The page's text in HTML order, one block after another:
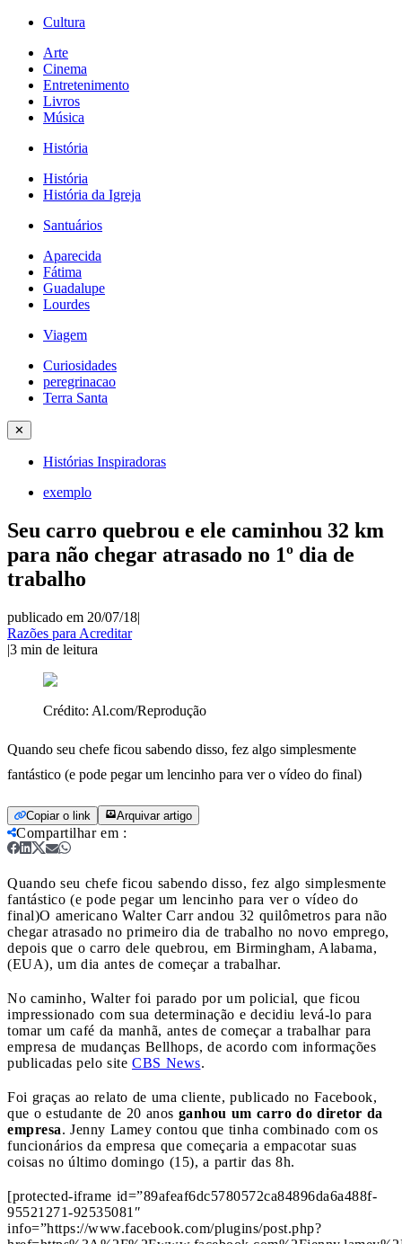
Cultura
Arte
Cinema
Entretenimento
Livros
Música
História
História
História da Igreja
Santuários
Aparecida
Fátima
Guadalupe
Lourdes
Viagem
Curiosidades
peregrinacao
Terra Santa
✕
Histórias Inspiradoras
exemplo
Seu carro quebrou e ele caminhou 32 km
para não chegar atrasado no 1º dia de
trabalho
publicado em 20/07/18|
Razões para Acreditar
|3 min de leitura
Crédito: Al.com/Reprodução
Quando seu chefe ficou sabendo disso, fez algo simplesmente
fantástico (e pode pegar um lencinho para ver o vídeo do final)
Copiar o link Arquivar artigo
Compartilhar em :
Quando seu chefe ficou sabendo disso, fez algo simplesmente
fantástico (e pode pegar um lencinho para ver o vídeo do
final)O americano Walter Carr andou 32 quilômetros para não
chegar atrasado no primeiro dia de trabalho no novo emprego,
depois que o carro dele quebrou, em Birmingham, Alabama,
(EUA), um dia antes de começar a trabalhar.
No caminho, Walter foi parado por um policial, que ficou
impressionado com sua determinação e decidiu levá-lo para
tomar um café da manhã, antes de começar a trabalhar para
empresa de mudanças Bellhops, de acordo com informações
publicadas pelo site CBS News.
Foi graças ao relato de uma cliente, publicado no Facebook,
que o estudante de 20 anos ganhou um carro do diretor da
empresa. Jenny Lamey contou que tinha combinado com os
funcionários da empresa que começaria a empacotar suas
coisas no último domingo (15), a partir das 8h.
[protected-iframe id=”89afeaf6dc5780572ca84896da6a488f-
95521271-92535081″
info=”https://www.facebook.com/plugins/post.php?